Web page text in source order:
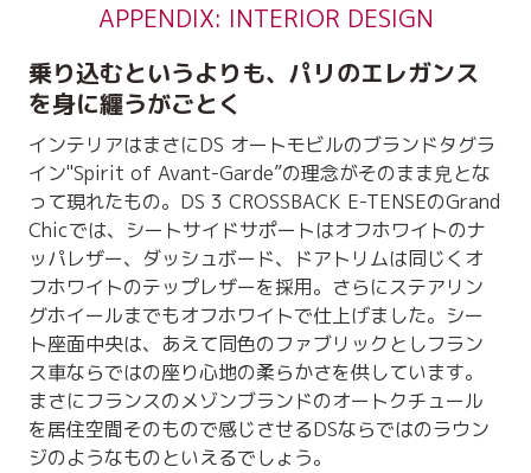
APPENDIX: INTERIOR DESIGN
乗り込むというよりも、パリのエレガンス
を身に纏うがごとく
インテリアはまさにDS オートモビルのブランドタグラ
イン"Spirit of Avant-Garde”の理念がそのまま皃とな
って現れたもの。DS 3 CROSSBACK E-TENSEのGrand
Chicでは、シートサイドサポートはオフホワイトのナ
ッパレザー、ダッシュボード、ドアトリムは同じくオ
フホワイトのテップレザーを採用。さらにステアリン
グホイールまでもオフホワイトで仕上げました。シー
ト座面中央は、あえて同色のファブリックとしフラン
ス車ならではの座り心地の柔らかさを供しています。
まさにフランスのメゾンブランドのオートクチュール
を居住空間そのもので感じさせるDSならではのラウン
ジのようなものといえるでしょう。